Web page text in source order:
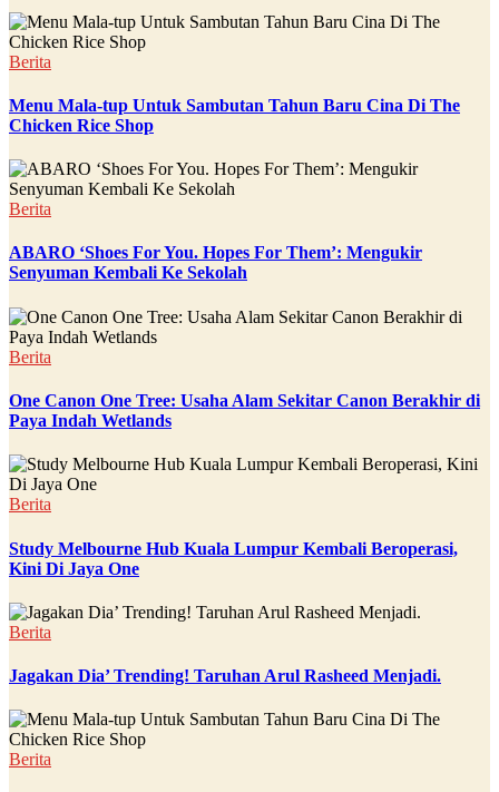
Berita
Menu Mala-tup Untuk Sambutan Tahun Baru Cina Di The
Chicken Rice Shop
Berita
ABARO ‘Shoes For You. Hopes For Them’: Mengukir
Senyuman Kembali Ke Sekolah
Berita
One Canon One Tree: Usaha Alam Sekitar Canon Berakhir di
Paya Indah Wetlands
Berita
Study Melbourne Hub Kuala Lumpur Kembali Beroperasi,
Kini Di Jaya One
Berita
Jagakan Dia’ Trending! Taruhan Arul Rasheed Menjadi.
Berita